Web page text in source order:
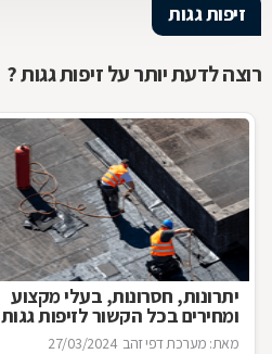
זיפות גגות
רוצה לדעת יותר על זיפות גגות ?
יתרונות, חסרונות, בעלי מקצוע
ומחירים בכל הקשור לזיפות גגות
מאת: מערכת דפי זהב 27/03/2024